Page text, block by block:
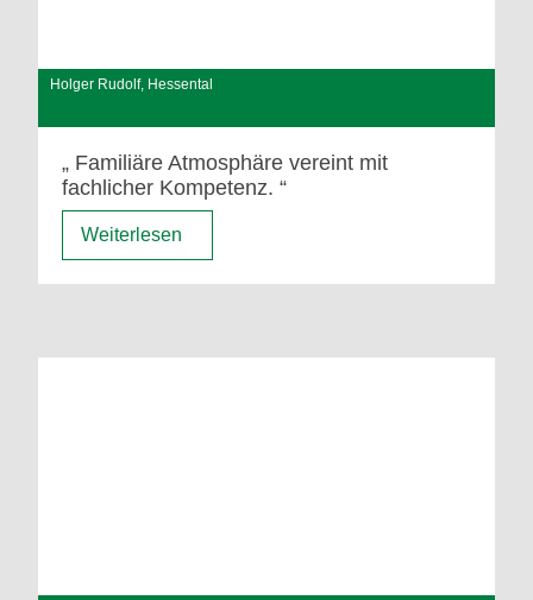
Holger Rudolf, Hessental
Familiäre Atmosphäre vereint mit
fachlicher Kompetenz.
Weiterlesen